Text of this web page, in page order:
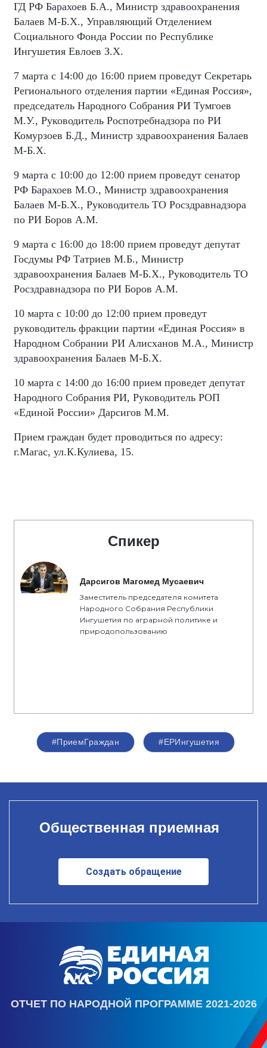
ГД РФ Барахоев Б.А., Министр здравоохранения
Балаев М-Б.Х., Управляющий Отделением
Социального Фонда России по Республике
Ингушетия Евлоев З.Х.
7 марта с 14:00 до 16:00 прием проведут Секретарь
Регионального отделения партии «Единая Россия»,
председатель Народного Собрания РИ Тумгоев
М.У., Руководитель Роспотребнадзора по РИ
Комурзоев Б.Д., Министр здравоохранения Балаев
М-Б.Х.
9 марта с 10:00 до 12:00 прием проведут сенатор
РФ Барахоев М.О., Министр здравоохранения
Балаев М-Б.Х., Руководитель ТО Росздравнадзора
по РИ Боров А.М.
9 марта с 16:00 до 18:00 прием проведут депутат
Госдумы РФ Татриев М.Б., Министр
здравоохранения Балаев М-Б.Х., Руководитель ТО
Росздравнадзора по РИ Боров А.М.
10 марта с 10:00 до 12:00 прием проведут
руководитель фракции партии «Единая Россия» в
Народном Собрании РИ Алисханов М.А., Министр
здравоохранения Балаев М-Б.Х.
10 марта с 14:00 до 16:00 прием проведет депутат
Народного Собрания РИ, Руководитель РОП
«Единой России» Дарсигов М.М.
Прием граждан будет проводиться по адресу:
г.Магас, ул.К.Кулиева, 15.
Спикер
Дарсигов Магомед Мусаевич
Заместитель председателя комитета
Народного Собрания Республики
Ингушетия по аграрной политике и
природопользованию
#ПриемГраждан #ЕРИнгушетия
Общественная приемная
Создать обращение
ОТЧЕТ ПО НАРОДНОЙ ПРОГРАММЕ 2021-2026